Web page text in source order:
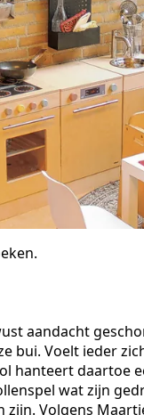
aandacht
bui. Voelt ieder
hanteert daartoe
wat zijn
Volgens